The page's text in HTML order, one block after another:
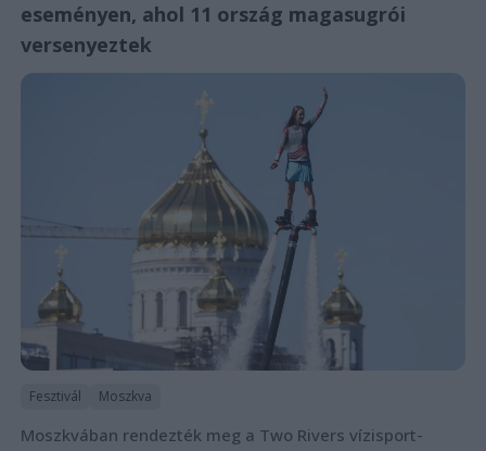
eseményen, ahol 11 ország magasugrói
versenyeztek
Fesztivál Moszkva
Moszkvában rendezték meg a Two Rivers vízisport-